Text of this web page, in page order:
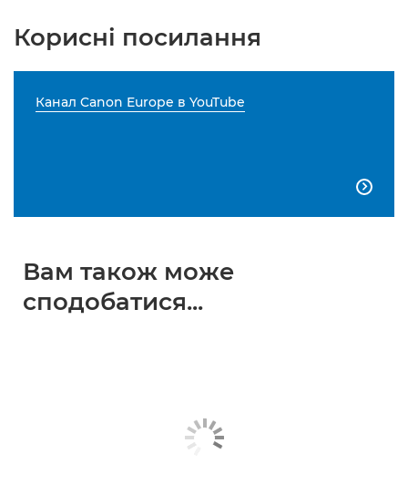
Корисні посилання
Канал Canon Europe в YouTube

Вам також може
сподобатися...